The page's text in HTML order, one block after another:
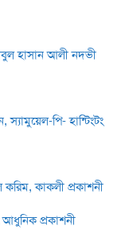
হাসান আলী নদভী
পি- হান্টিংটং
কাকলী প্রকাশনী
আধুনিক প্রকাশনী